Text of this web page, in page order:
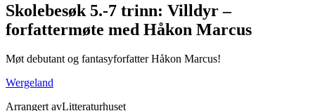
Skolebesøk 5.-7 trinn: Villdyr –
forfattermøte med Håkon Marcus
Møt debutant og fantasyforfatter Håkon Marcus!
Wergeland
Arrangert avLitteraturhuset